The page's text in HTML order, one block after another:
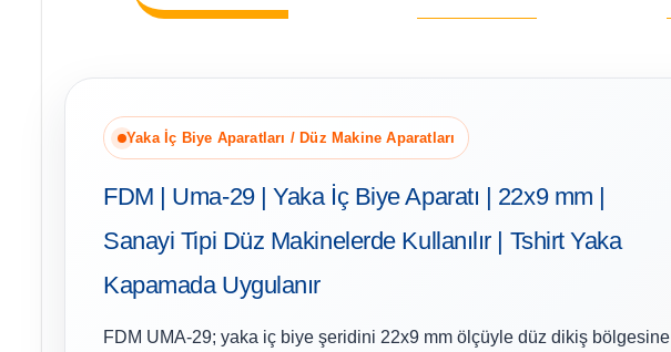
Yaka İç Biye Aparatları / Düz Makine Aparatları
FDM | Uma-29 | Yaka İç Biye Aparatı | 22x9 mm |
Sanayi Tipi Düz Makinelerde Kullanılır | Tshirt Yaka
Kapamada Uygulanır
FDM UMA-29; yaka iç biye şeridini 22x9 mm ölçüyle düz dikiş bölgesine